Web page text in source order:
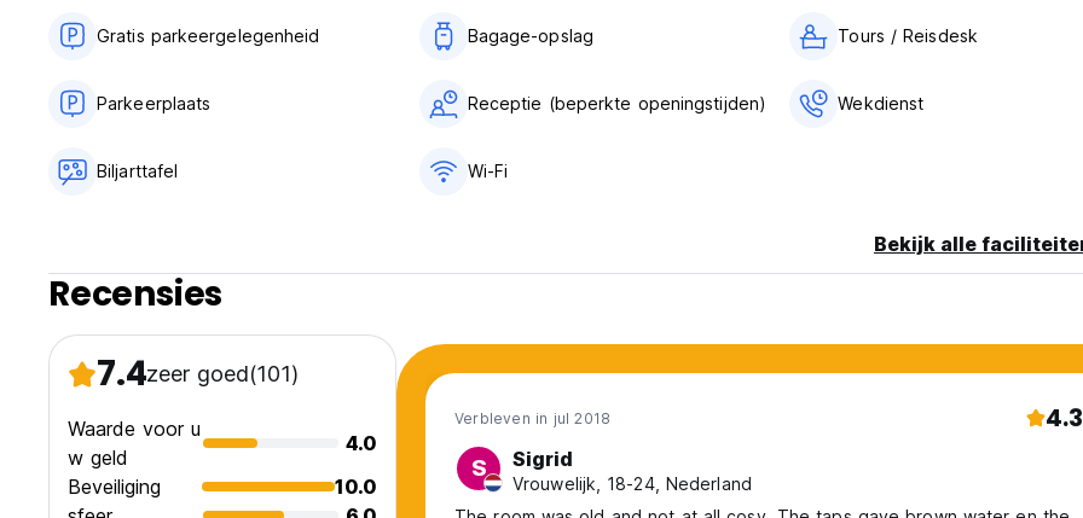
Gratis parkeergelegenheid Bagage-opslag Tours / Reisdesk
Parkeerplaats Receptie (beperkte openingstijden) Wekdienst
Biljarttafel Wi-Fi
Bekijk alle
Recensies
7.4zeer goed(101)
Waarde voor u
w geld
4.0
Beveiliging
10.0
Verbleven in jul 2018 4.3
S Sigrid
Vrouwelijk, 18-24, Nederland